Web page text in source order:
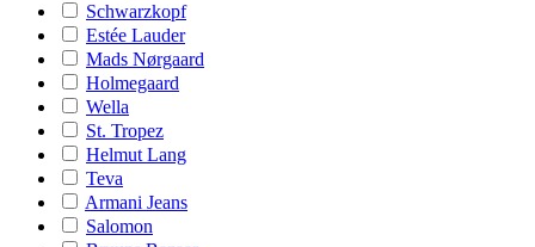
Schwarzkopf
Estée Lauder
Mads Nørgaard
Holmegaard
Wella
St. Tropez
Helmut Lang
Teva
Armani Jeans
Salomon